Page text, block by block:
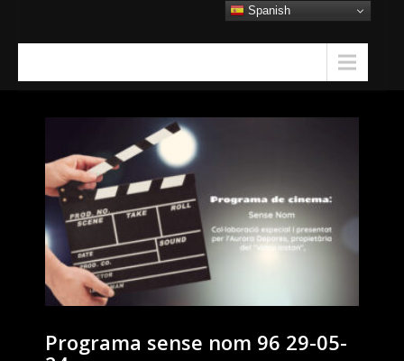
Programa sense nom 96 29-05-
Spanish